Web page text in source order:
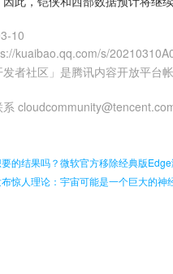
10
kuaibao.qq.com/s/
者社区」是腾讯内容开放平台
cloudcommunity@tencent.com
要的结果吗？微软官方移除经典版
惊人理论：宇宙可能是一个巨大的神